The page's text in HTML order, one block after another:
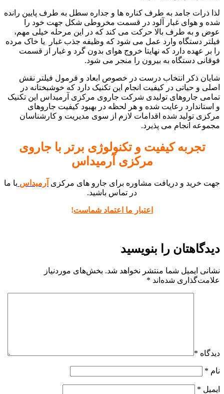
لذا ذرات جامد به طرف کناره ها و جداره سطل به طرف پایین رانده
شده و هوای غبار آلود در قسمت مخروطی شکل جهت خود را
عوض و به طرف بالا حرکت می کند که در این مرحله خیلی مهم،
فیلتر دستگاه وارد عمل می شود که وظیفه جذب غبار یا خاک مرده
را بر عهده دارد که نهایتا خروج هوای بدون گرد و غبار از قسمت
فوقانی دستگاه به بیرون را منجر می شود.
شایان ذکر انتخاب درست در خصوص ابعاد و فرمول فیلتر نقش
اصلی و حیاتی در کیفیت انجام این تکنیک دارد که خوشبختانه در
تمامی جاروهای تولیدی شرکت جاروی مرکزی آرمیداس این تکنیک
و استاندارد رعایت شده و هر لحظه در بهبود کیفیت جاروهای
مرکزی تولید شده اقدامات لازم از سوی مدیریت و کارشناسان
مجموعه انجام می پذیرد.
تجربه کیفیت و تکنولوژی برتر با جاروی
مرکزی آرمیداس
جهت خرید و دریافت مشاوره برای جارو های مرکزی آرمیداس با ما
در تماس باشید.
اعتبار ما اعتماد شماست!
دیدگاهتان را بنویسید
نشانی ایمیل شما منتشر نخواهد شد. بخش‌های موردنیاز
علامت‌گذاری شده‌اند *
دیدگاه *
نام *
ایمیل *